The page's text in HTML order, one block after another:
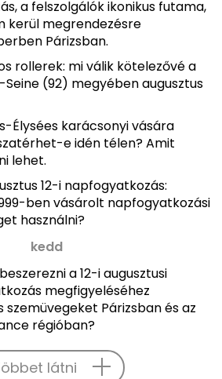
a felszolgálók ikonikus futama,
kerül megrendezésre
Párizsban.
rollerek: mi válik kötelezővé a
(92) megyében augusztus
Élysées karácsonyi vására
e idén télen? Amit
lehet.
12-i napfogyatkozás:
ben vásárolt napfogyatkozási
használni?
kedd
a 12-i augusztusi
megfigyeléséhez
szemüvegeket Párizsban és az
régióban?
látni